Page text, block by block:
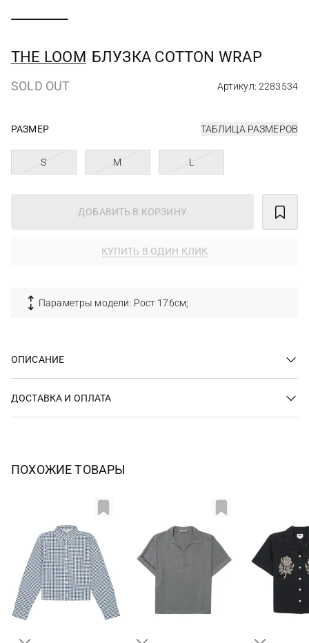
THE LOOM БЛУЗКА COTTON WRAP
SOLD OUT Артикул: 2283534
РАЗМЕР ТАБЛИЦА РАЗМЕРОВ
S M L
ДОБАВИТЬ В КОРЗИНУ
КУПИТЬ В ОДИН КЛИК
Параметры модели: Рост 176см;
ОПИСАНИЕ
ДОСТАВКА И ОПЛАТА
ПОХОЖИЕ ТОВАРЫ